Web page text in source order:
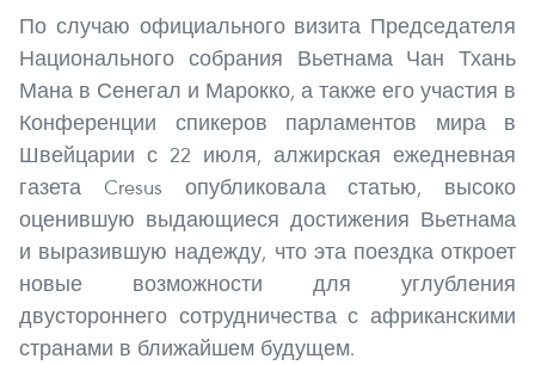
По случаю официального визита Председателя
Национального собрания Вьетнама Чан Тхань
Мана в Сенегал и Марокко, а также его участия в
Конференции спикеров парламентов мира в
Швейцарии с 22 июля, алжирская ежедневная
газета Cresus опубликовала статью, высоко
оценившую выдающиеся достижения Вьетнама
и выразившую надежду, что эта поездка откроет
новые возможности для углубления
двустороннего сотрудничества с африканскими
странами в ближайшем будущем.